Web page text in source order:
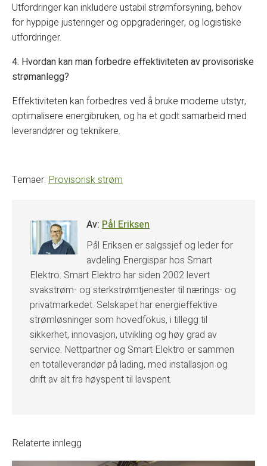
Utfordringer kan inkludere ustabil strømforsyning, behov
for hyppige justeringer og oppgraderinger, og logistiske
utfordringer.
4. Hvordan kan man forbedre effektiviteten av provisoriske
strømanlegg?
Effektiviteten kan forbedres ved å bruke moderne utstyr,
optimalisere energibruken, og ha et godt samarbeid med
leverandører og teknikere.
Temaer: Provisorisk strøm
Av: Pål Eriksen
Pål Eriksen er salgssjef og leder for
avdeling Energispar hos Smart
Elektro. Smart Elektro har siden 2002 levert
svakstrøm- og sterkstrømtjenester til nærings- og
privatmarkedet. Selskapet har energieffektive
strømløsninger som hovedfokus, i tillegg til
sikkerhet, innovasjon, utvikling og høy grad av
service. Nettpartner og Smart Elektro er sammen
en totalleverandør på lading, med installasjon og
drift av alt fra høyspent til lavspent.
Relaterte innlegg